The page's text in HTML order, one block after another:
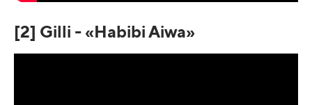
[2] Gilli - «Habibi Aiwa»